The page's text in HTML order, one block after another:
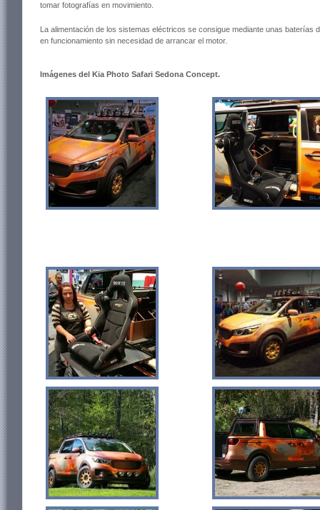
tomar fotografías en movimiento.
La alimentación de los sistemas eléctricos se consigue mediante unas baterías
en funcionamiento sin necesidad de arrancar el motor.
Imágenes del Kia Photo Safari Sedona Concept.